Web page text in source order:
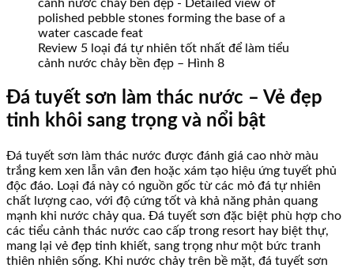
Review 5 loại đá tự nhiên tốt nhất để làm tiểu
cảnh nước chảy bền đẹp – Hình 8
Đá tuyết sơn làm thác nước – Vẻ đẹp
tinh khôi sang trọng và nổi bật
Đá tuyết sơn làm thác nước được đánh giá cao nhờ màu
trắng kem xen lẫn vân đen hoặc xám tạo hiệu ứng tuyết phủ
độc đáo. Loại đá này có nguồn gốc từ các mỏ đá tự nhiên
chất lượng cao, với độ cứng tốt và khả năng phản quang
mạnh khi nước chảy qua. Đá tuyết sơn đặc biệt phù hợp cho
các tiểu cảnh thác nước cao cấp trong resort hay biệt thự,
mang lại vẻ đẹp tinh khiết, sang trọng như một bức tranh
thiên nhiên sống. Khi nước chảy trên bề mặt, đá tuyết sơn